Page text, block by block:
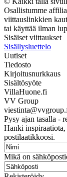
Osallistumme
viittauslinkkien
tai käyttää ilman
Sisäiset viittaukset
Sisällysluettelo
Uutiset
Tiedosto
Kirjoitusnurkkaus
Sisältösyöte
VillaHuone.fi
VV Group
Pysy ajan tasalla -
Hanki
postilaatikkoosi.
Mikä on